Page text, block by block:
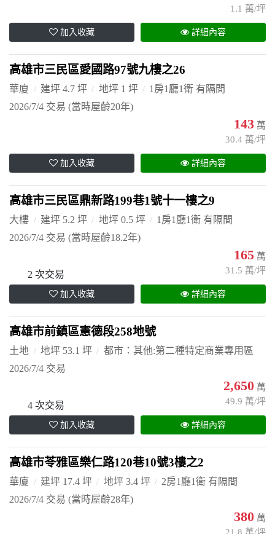
1.1 萬/坪
加入收藏 詳細內容
高雄市三民區愛國路97號九樓之26
華廈 建坪 4.7 坪 地坪 1 坪
1房1廳1衛 有隔間
2026/7/4 交易 (當時屋齡20年)
143 萬
30.4 萬/坪
加入收藏 詳細內容
高雄市三民區鼎新路199巷1號十一樓之9
大樓 建坪 5.2 坪 地坪 0.5 坪
1房1廳1衛 有隔間
2026/7/4 交易 (當時屋齡18.2年)
2 次交易
165 萬
31.5 萬/坪
加入收藏 詳細內容
高雄市前鎮區憲德段258地號
土地 地坪 53.1 坪
都市：其他:第二種特定商業專用區
2026/7/4 交易
4 次交易
2,650 萬
49.9 萬/坪
加入收藏 詳細內容
高雄市苓雅區樂仁路120巷10號3樓之2
華廈 建坪 17.4 坪 地坪 3.4 坪
2房1廳1衛 有隔間
2026/7/4 交易 (當時屋齡28年)
380 萬